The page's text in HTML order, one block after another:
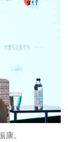
康。